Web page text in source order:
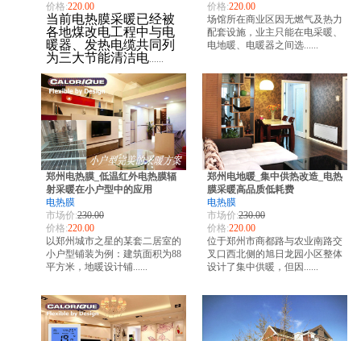
价格:220.00
当前电热膜采暖已经被
各地煤改电工程中与电
暖器、发热电缆共同列
为三大节能清洁电......
价格:220.00
场馆所在商业区因无燃气及热力
配套设施，业主只能在电采暖、
电地暖、电暖器之间选......
郑州电热膜_低温红外电热膜辐
射采暖在小户型中的应用
电热膜
市场价:230.00
价格:220.00
以郑州城市之星的某套二居室的
小户型铺装为例：建筑面积为88
平方米，地暖设计铺......
郑州电地暖_集中供热改造_电热
膜采暖高品质低耗费
电热膜
市场价:230.00
价格:220.00
位于郑州市商都路与农业南路交
叉口西北侧的旭日龙园小区整体
设计了集中供暖，但因......